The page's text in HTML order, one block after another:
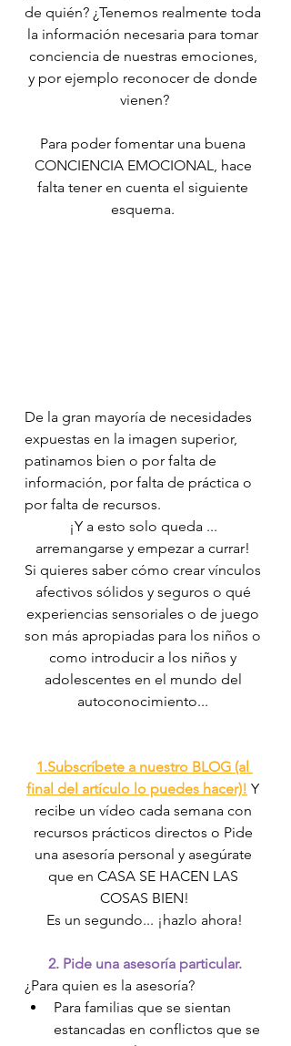
de quién? ¿Tenemos realmente toda
la información necesaria para tomar
conciencia de nuestras emociones,
y por ejemplo reconocer de donde
vienen?
Para poder fomentar una buena
CONCIENCIA EMOCIONAL, hace
falta tener en cuenta el siguiente
esquema.
De la gran mayoría de necesidades
expuestas en la imagen superior,
patinamos bien o por falta de
información, por falta de práctica o
por falta de recursos.
¡Y a esto solo queda ...
arremangarse y empezar a currar!
Si quieres saber cómo crear vínculos
afectivos sólidos y seguros o qué
experiencias sensoriales o de juego
son más apropiadas para los niños o
como introducir a los niños y
adolescentes en el mundo del
autoconocimiento...
1.Subscríbete a nuestro BLOG (al
final del artículo lo puedes hacer)! Y
recibe un vídeo cada semana con
recursos prácticos directos o Pide
una asesoría personal y asegúrate
que en CASA SE HACEN LAS
COSAS BIEN!
Es un segundo... ¡hazlo ahora!
2. Pide una asesoría particular.
¿Para quien es la asesoría?
Para familias que se sientan
estancadas en conflictos que se